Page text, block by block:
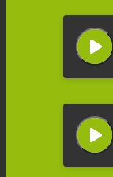
play_arrow
play_arrow